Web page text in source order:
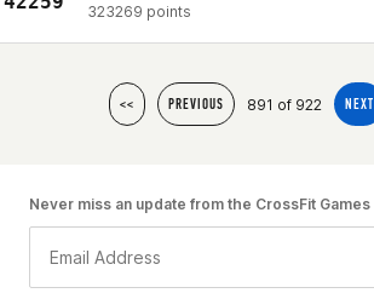
323269 points
<< PREVIOUS 891 of 922 NEXT
Never miss an update from the CrossFit Games